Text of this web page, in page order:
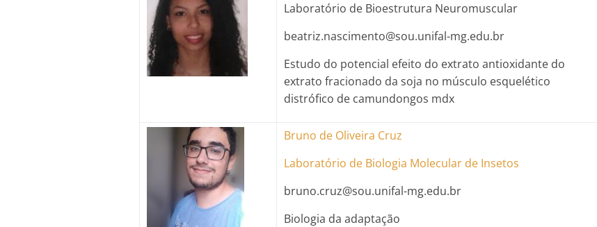
Laboratório de Bioestrutura Neuromuscular
beatriz.nascimento@sou.unifal-mg.edu.br
Estudo do potencial efeito do extrato antioxidante do
extrato fracionado da soja no músculo esquelético
distrófico de camundongos mdx
Bruno de Oliveira Cruz
Laboratório de Biologia Molecular de Insetos
bruno.cruz@sou.unifal-mg.edu.br
Biologia da adaptação